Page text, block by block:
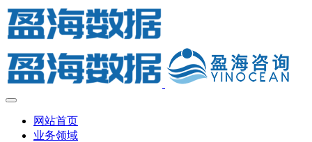
网站首页
业务领域